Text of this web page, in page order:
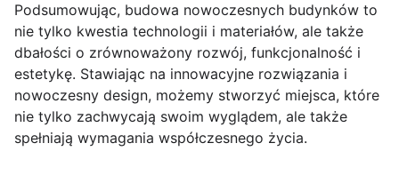
Podsumowując, budowa nowoczesnych budynków to
nie tylko kwestia technologii i materiałów, ale także
dbałości o zrównoważony rozwój, funkcjonalność i
estetykę. Stawiając na innowacyjne rozwiązania i
nowoczesny design, możemy stworzyć miejsca, które
nie tylko zachwycają swoim wyglądem, ale także
spełniają wymagania współczesnego życia.